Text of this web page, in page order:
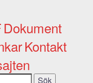
Dokument
Kontakt